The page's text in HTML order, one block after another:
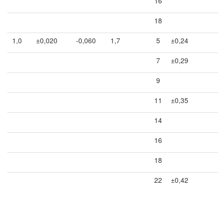
18
1,0 ±0,020 -0,060 1,7 5 ±0,24
7 ±0,29
9
11 ±0,35
14
16
18
22 ±0,42